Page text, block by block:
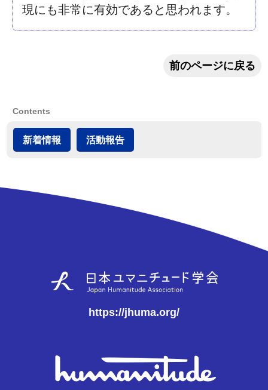
現にも非常に有効であると思われます。
前のページに戻る
Contents
新着情報 活動報告
https://jhuma.org/